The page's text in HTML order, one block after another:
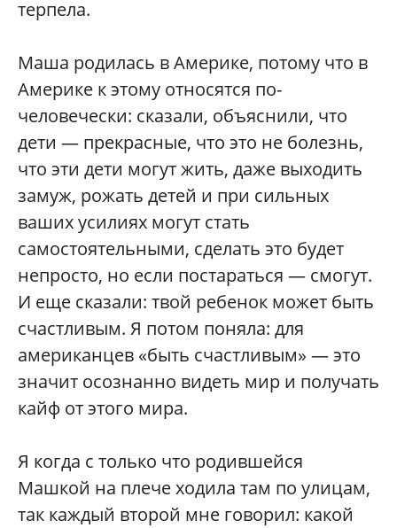
терпела.
Маша родилась в Америке, потому что в
Америке к этому относятся по-
человечески: сказали, объяснили, что
дети — прекрасные, что это не болезнь,
что эти дети могут жить, даже выходить
замуж, рожать детей и при сильных
ваших усилиях могут стать
самостоятельными, сделать это будет
непросто, но если постараться — смогут.
И еще сказали: твой ребенок может быть
счастливым. Я потом поняла: для
американцев «быть счастливым» — это
значит осознанно видеть мир и получать
кайф от этого мира.
Я когда с только что родившейся
Машкой на плече ходила там по улицам,
так каждый второй мне говорил: какой